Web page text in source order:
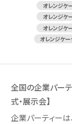
オレンジケ
オレンジケ
オレンジケ
オレンジケ
全国の企業パー
式・展示会】
企業パーティー